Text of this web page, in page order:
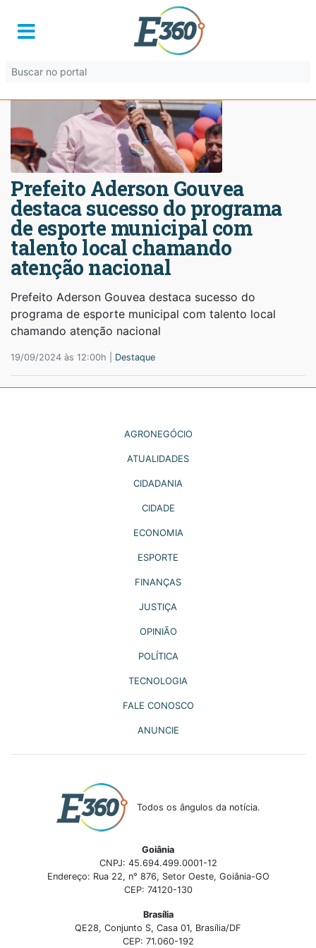
Prefeito Aderson Gouvea
destaca sucesso do programa
de esporte municipal com
talento local chamando
atenção nacional
Prefeito Aderson Gouvea destaca sucesso do
programa de esporte municipal com talento local
chamando atenção nacional
19/09/2024 às 12:00h | Destaque
AGRONEGÓCIO
ATUALIDADES
CIDADANIA
CIDADE
ECONOMIA
ESPORTE
FINANÇAS
JUSTIÇA
OPINIÃO
POLÍTICA
TECNOLOGIA
FALE CONOSCO
ANUNCIE
Todos os ângulos da notícia.
Goiânia
CNPJ: 45.694.499.0001-12
Endereço: Rua 22, n° 876, Setor Oeste, Goiânia-GO
CEP: 74120-130
Brasília
QE28, Conjunto S, Casa 01, Brasília/DF
CEP: 71.060-192